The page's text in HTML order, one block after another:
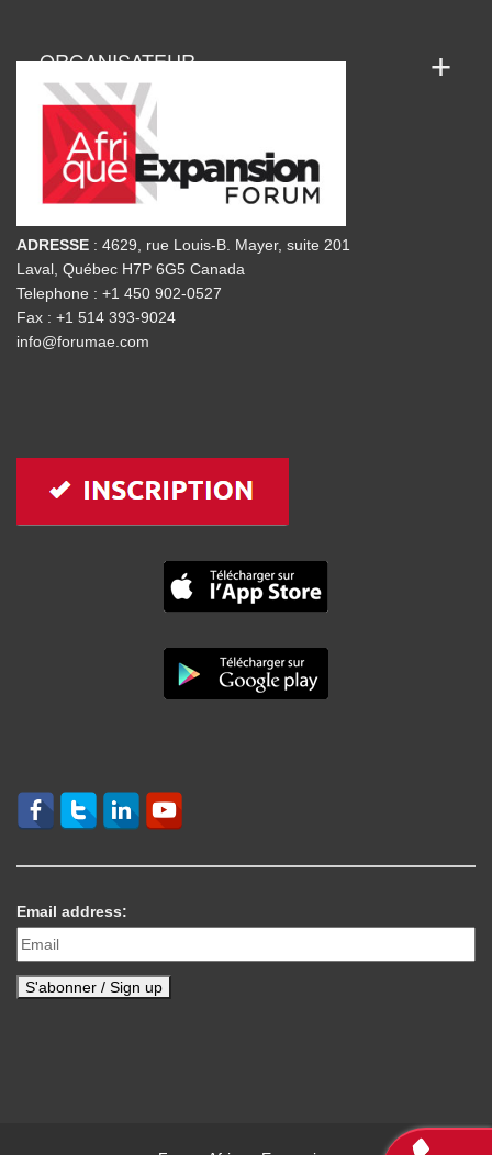
ORGANISATEUR
ADRESSE : 4629, rue Louis-B. Mayer, suite 201
Laval, Québec H7P 6G5 Canada
Telephone : +1 450 902-0527
Fax : +1 514 393-9024
info@forumae.com
Email address: